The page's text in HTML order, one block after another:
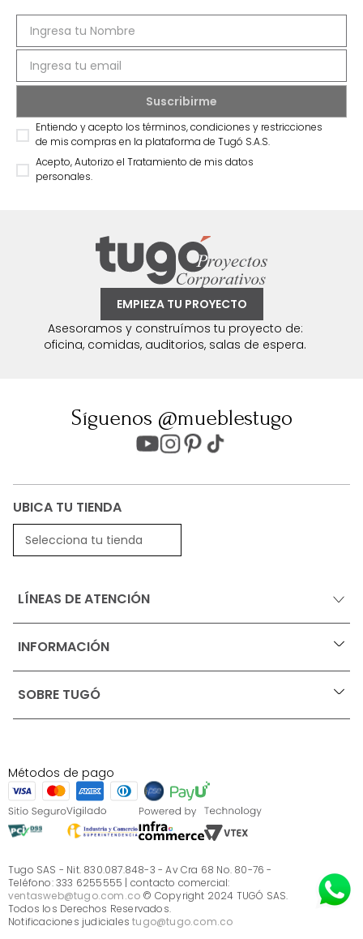
Entiendo y acepto los términos, condiciones y restricciones
de mis compras en la plataforma de Tugó S.A.S.
Acepto, Autorizo el Tratamiento de mis datos
personales.
EMPIEZA TU PROYECTO
Asesoramos y construímos tu proyecto de:
oficina, comidas, auditorios, salas de espera.
Síguenos @mueblestugo
UBICA TU TIENDA
Selecciona tu tienda
LÍNEAS DE ATENCIÓN
INFORMACIÓN +
Ofertas vigentes
Términos, condiciones y restricciones para productos
S.A.S
Términos, condiciones y restricciones Tugó S.A.S
Instructivo cuidado de muebles
Sé parte de Tugó
¿Quiénes somos?
Servicio al cliente
SOBRE TUGÓ +
¿Quieres vender en Tugó?
Métodos de pago
Tugo SAS - Nit. 830.087.848-3 - Av Cra 68 No. 80-76 -
Teléfono: 333 6255555 | contacto comercial:
ventasweb@tugo.com.co © Copyright 2024 TUGÓ SAS.
Todos los Derechos Reservados.
Notificaciones judicialestugo@tugo.com.co